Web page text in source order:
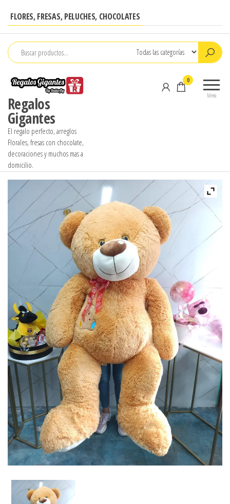
contenido
FLORES, FRESAS, PELUCHES, CHOCOLATES
Regalos
Gigantes
El regalo perfecto, arreglos
Florales, fresas con chocolate,
decoraciones y muchos mas a
domicilio.
Menú
0